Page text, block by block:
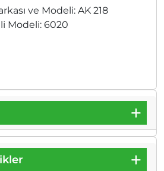
ve Modeli: AK 218
Modeli: 6020